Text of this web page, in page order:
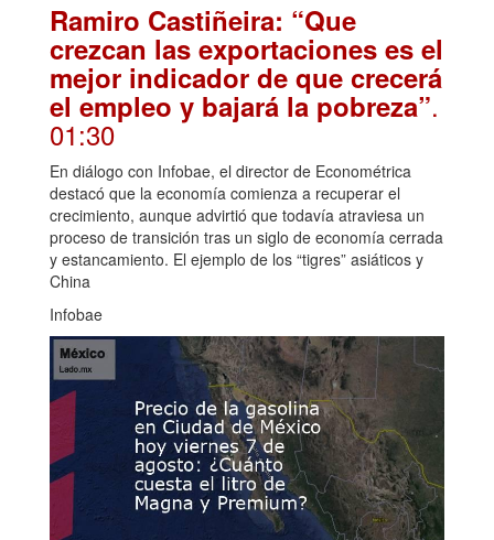
Ramiro Castiñeira: “Que
crezcan las exportaciones es el
mejor indicador de que crecerá
el empleo y bajará la pobreza”.
01:30
En diálogo con Infobae, el director de Econométrica
destacó que la economía comienza a recuperar el
crecimiento, aunque advirtió que todavía atraviesa un
proceso de transición tras un siglo de economía cerrada
y estancamiento. El ejemplo de los “tigres” asiáticos y
China
Infobae